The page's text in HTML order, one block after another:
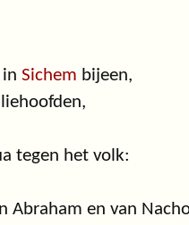
in Sichem bijeen,
tegen het volk:
Abraham en van